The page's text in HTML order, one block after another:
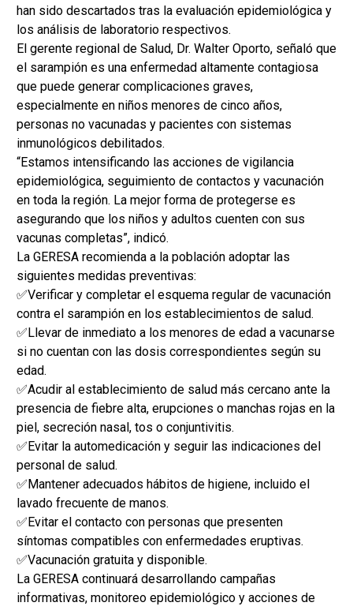
han sido descartados tras la evaluación epidemiológica y
los análisis de laboratorio respectivos.
El gerente regional de Salud, Dr. Walter Oporto, señaló que
el sarampión es una enfermedad altamente contagiosa
que puede generar complicaciones graves,
especialmente en niños menores de cinco años,
personas no vacunadas y pacientes con sistemas
inmunológicos debilitados.
“Estamos intensificando las acciones de vigilancia
epidemiológica, seguimiento de contactos y vacunación
en toda la región. La mejor forma de protegerse es
asegurando que los niños y adultos cuenten con sus
vacunas completas”, indicó.
La GERESA recomienda a la población adoptar las
siguientes medidas preventivas:
✅️Verificar y completar el esquema regular de vacunación
contra el sarampión en los establecimientos de salud.
✅️Llevar de inmediato a los menores de edad a vacunarse
si no cuentan con las dosis correspondientes según su
edad.
✅️Acudir al establecimiento de salud más cercano ante la
presencia de fiebre alta, erupciones o manchas rojas en la
piel, secreción nasal, tos o conjuntivitis.
✅️Evitar la automedicación y seguir las indicaciones del
personal de salud.
✅️Mantener adecuados hábitos de higiene, incluido el
lavado frecuente de manos.
✅️Evitar el contacto con personas que presenten
síntomas compatibles con enfermedades eruptivas.
✅️Vacunación gratuita y disponible.
La GERESA continuará desarrollando campañas
informativas, monitoreo epidemiológico y acciones de